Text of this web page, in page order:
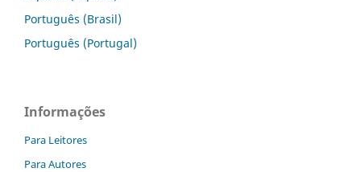
Português (Brasil)
Português (Portugal)
Informações
Para Leitores
Para Autores